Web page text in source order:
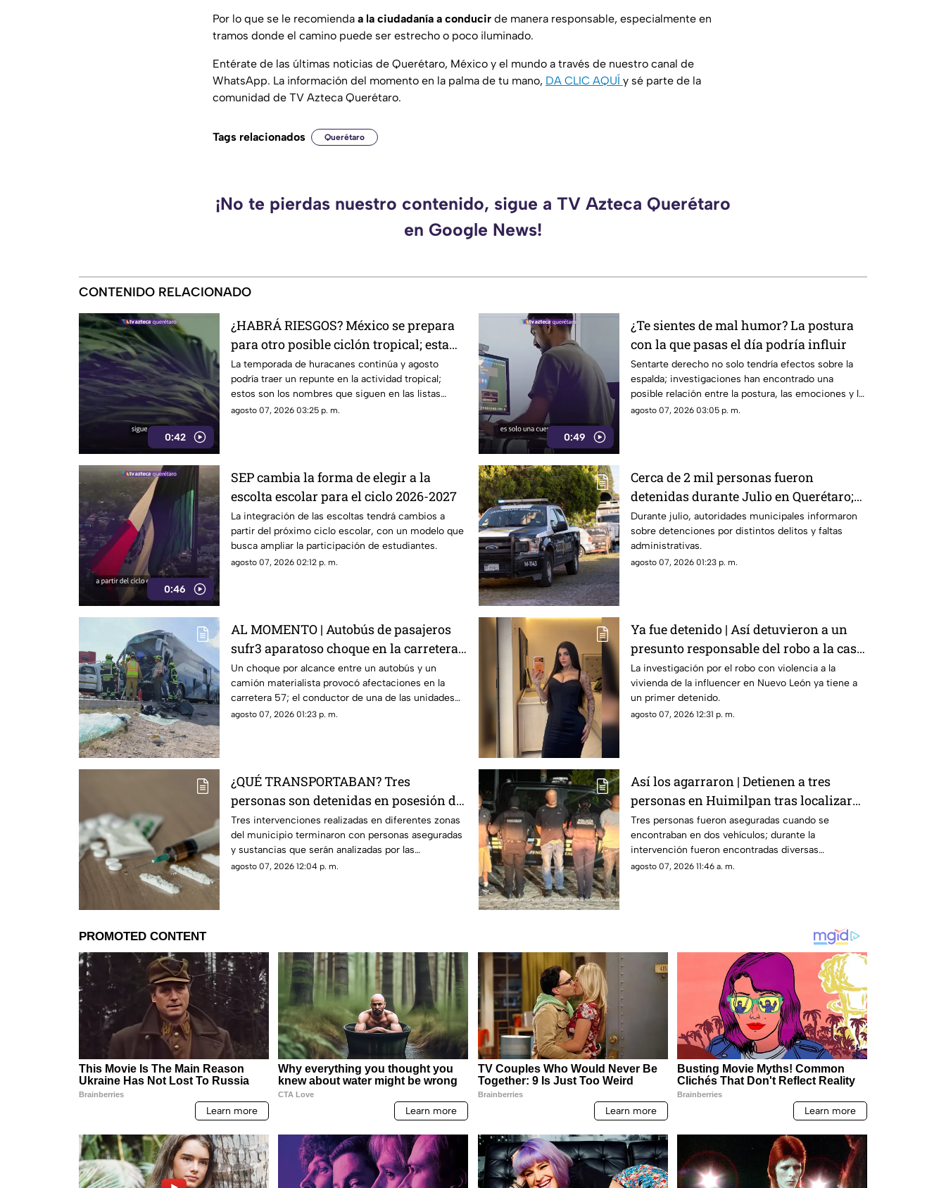
Por lo que se le recomienda a la ciudadanía a conducir de manera responsable, especialmente en
tramos donde el camino puede ser estrecho o poco iluminado.
Entérate de las últimas noticias de Querétaro, México y el mundo a través de nuestro canal de
WhatsApp. La información del momento en la palma de tu mano, DA CLIC AQUÍ y sé parte de la
comunidad de TV Azteca Querétaro.
Tags relacionados Querétaro
¡No te pierdas nuestro contenido, sigue a TV Azteca Querétaro
en Google News!
CONTENIDO RELACIONADO
0:42
¿HABRÁ RIESGOS? México se prepara
para otro posible ciclón tropical; esta
sería la fecha
La temporada de huracanes continúa y agosto
podría traer un repunte en la actividad tropical;
estos son los nombres que siguen en las listas
oficiales.
agosto 07, 2026 03:25 p. m.
0:49
¿Te sientes de mal humor? La postura
con la que pasas el día podría influir
Sentarte derecho no solo tendría efectos sobre la
espalda; investigaciones han encontrado una
posible relación entre la postura, las emociones y la
manera de tomar decisiones.
agosto 07, 2026 03:05 p. m.
0:46
SEP cambia la forma de elegir a la
escolta escolar para el ciclo 2026-2027
La integración de las escoltas tendrá cambios a
partir del próximo ciclo escolar, con un modelo que
busca ampliar la participación de estudiantes.
agosto 07, 2026 02:12 p. m.
Cerca de 2 mil personas fueron
detenidas durante Julio en Querétaro;
estos fueron los principales motivos
Durante julio, autoridades municipales informaron
sobre detenciones por distintos delitos y faltas
administrativas.
agosto 07, 2026 01:23 p. m.
AL MOMENTO | Autobús de pasajeros
sufr3 aparatoso choque en la carretera
57
Un choque por alcance entre un autobús y un
camión materialista provocó afectaciones en la
carretera 57; el conductor de una de las unidades
quedó prensado.
agosto 07, 2026 01:23 p. m.
Ya fue detenido | Así detuvieron a un
presunto responsable del robo a la casa
de Karely Ruiz
La investigación por el robo con violencia a la
vivienda de la influencer en Nuevo León ya tiene a
un primer detenido.
agosto 07, 2026 12:31 p. m.
¿QUÉ TRANSPORTABAN? Tres
personas son detenidas en posesión de
estas sustancia en El Marqués
Tres intervenciones realizadas en diferentes zonas
del municipio terminaron con personas aseguradas
y sustancias que serán analizadas por las
autoridades.
agosto 07, 2026 12:04 p. m.
Así los agarraron | Detienen a tres
personas en Huimilpan tras localizar
presuntas sustancias ilegales
Tres personas fueron aseguradas cuando se
encontraban en dos vehículos; durante la
intervención fueron encontradas diversas
sustancias.
agosto 07, 2026 11:46 a. m.